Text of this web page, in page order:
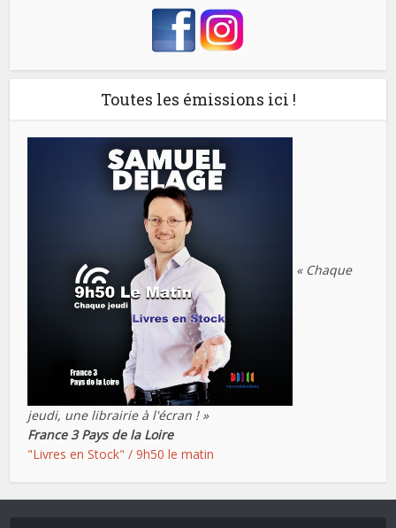
Toutes les émissions ici !
« Chaque
jeudi, une librairie à l'écran ! »
France 3 Pays de la Loire
"Livres en Stock" / 9h50 le matin